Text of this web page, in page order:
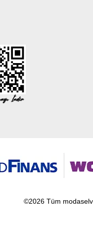
©2026 Tüm